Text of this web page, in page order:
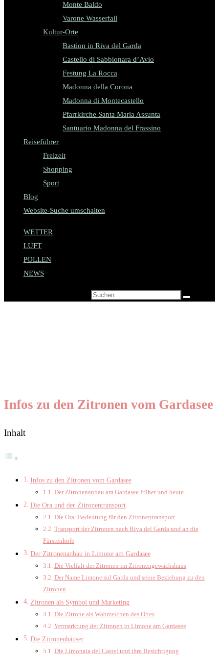
Monte Baldo
Varone Wasserfall
Kultur-Orte
Bastion in Riva del Garda
Castello di Sabbionara d’Avio
Festung La Rocca
Madonna della Corona
Madonna di Montecastello
Pfarrkirche Santa Maria Assunta
Santuario Madonna del Frassino
Reiseführer
Freizeit
Shopping
Sport
Blog
Website-Suche umschalten
WETTER
LUFT
POLLEN
NEWS
Infos zu den Zitronen vom Gardasee
Inhalt
Infos zu den Zitronen vom Gardasee
Der Zitronenanbau am Gardasee früher und heute
Die Ora und der Zitronentransport
Die Ora: Bedeutung für den Zitronentransport
Transport der Zitronen nach Riva del Garda und an die
Fürstenhöfe
Der Zitronenanbau in Limone am Gardasee
Die Vielfalt der Zitronen im Zitronengewächshaus
Der Name Limone sul Garda und seine Beziehung zu den
Zitronen
Zitronen als Symbol und Marketing
Die Zitrone als Wahrzeichen des Ortes
Vermarktung der Zitronen in Limone am Gardasee
Die Zitronenhäuser
Die Limonaia del Castel und ihre Besichtigung